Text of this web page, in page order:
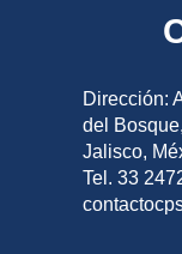
Dirección:
del
Jalisco,
Tel. 33